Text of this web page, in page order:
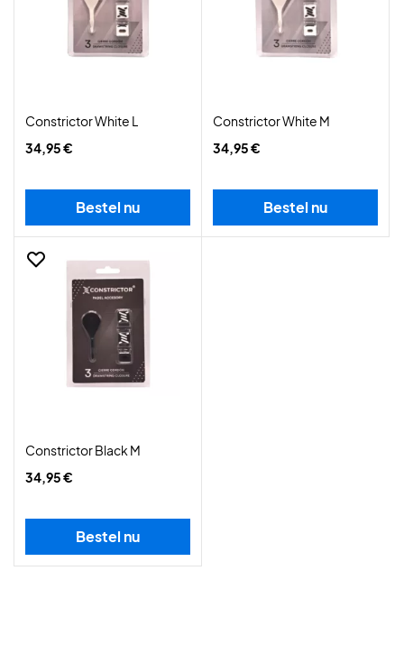
Constrictor White L
34,95 €
Bestel nu
Constrictor White M
34,95 €
Bestel nu
Constrictor Black M
34,95 €
Bestel nu